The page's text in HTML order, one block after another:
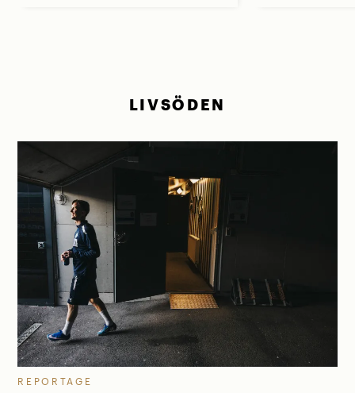
LIVSÖDEN
REPORTAGE